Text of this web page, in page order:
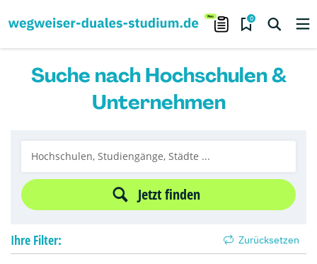
0
Suche nach Hochschulen &
Unternehmen
Jetzt finden
Ihre Filter: Zurücksetzen